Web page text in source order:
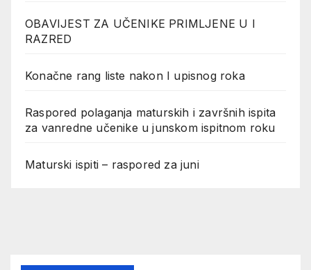
OBAVIJEST ZA UČENIKE PRIMLJENE U I
RAZRED
Konačne rang liste nakon I upisnog roka
Raspored polaganja maturskih i završnih ispita
za vanredne učenike u junskom ispitnom roku
Maturski ispiti – raspored za juni